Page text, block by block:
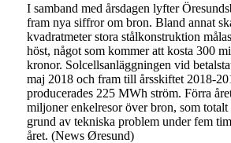
I samband med årsdagen lyfter
fram nya siffror om bron. Bland annat
kvadratmeter stora stålkonstruktion
höst, något som kommer att kosta 300
kronor. Solcellsanläggningen vid
maj 2018 och fram till årsskiftet 2018-
producerades 225 MWh ström. Förra
miljoner enkelresor över bron, som totalt
grund av tekniska problem under fem
året. (News Øresund)